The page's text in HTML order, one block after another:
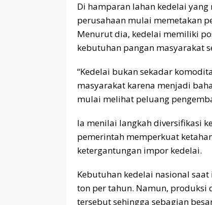
Di hamparan lahan kedelai
perusahaan mulai memetakan
Menurut dia, kedelai memiliki
kebutuhan pangan masyarakat
“Kedelai bukan sekadar
masyarakat karena menjadi
mulai melihat peluang
Ia menilai langkah diversifikasi
pemerintah memperkuat
ketergantungan impor kedelai.
Kebutuhan kedelai nasional
ton per tahun. Namun,
tersebut sehingga sebagian